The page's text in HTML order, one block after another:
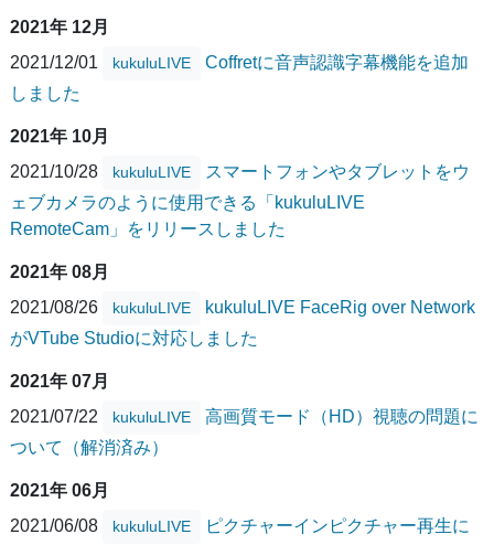
2021年 12月
2021/12/01
kukuluLIVE
Coffretに音声認識字幕機能を追加
しました
2021年 10月
2021/10/28
kukuluLIVE
スマートフォンやタブレットをウ
ェブカメラのように使用できる「kukuluLIVE
RemoteCam」をリリースしました
2021年 08月
2021/08/26
kukuluLIVE
kukuluLIVE FaceRig over Network
がVTube Studioに対応しました
2021年 07月
2021/07/22
kukuluLIVE
高画質モード（HD）視聴の問題に
ついて（解消済み）
2021年 06月
2021/06/08
kukuluLIVE
ピクチャーインピクチャー再生に